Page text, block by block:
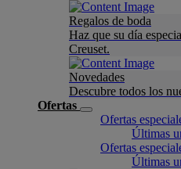
Regalos de boda
Haz que su día
Creuset.
Novedades
Descubre todos los
Ofertas
Ofertas
Últimas
Ofertas
Últimas